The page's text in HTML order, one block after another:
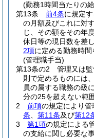
(勤務1時間当たりの
第13条
前4条に規定
の月額及びこれに対
じ、その額をその年
休日等の現日数を差
2項に定める勤務時間
(管理職手当)
第13条の2
管理又は
則で定めるものには
員の属する職務の級
分の25を超えない範
2
前項の規定により
条
第11条及び第12
3
第1項の規定による
の支給に関し必要な